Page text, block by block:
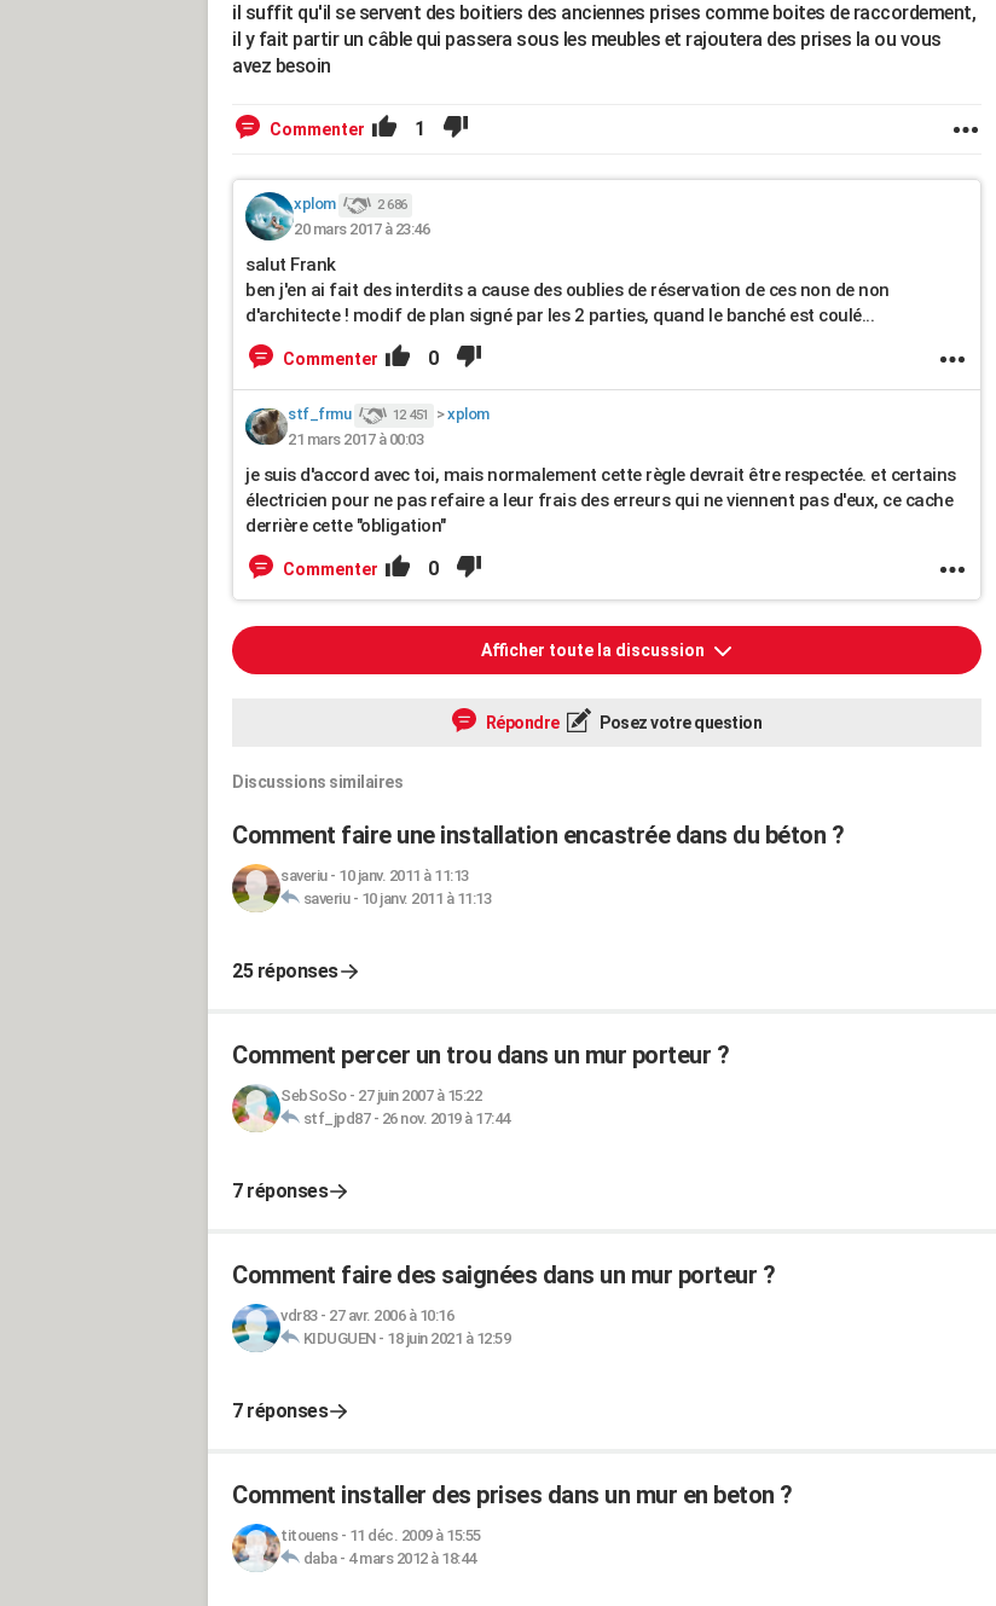
il suffit qu'il se servent des boitiers des anciennes prises comme boites de raccordement,
il y fait partir un câble qui passera sous les meubles et rajoutera des prises la ou vous
avez besoin
Commenter 1
xplom 2 686
20 mars 2017 à 23:46
salut Frank
ben j'en ai fait des interdits a cause des oublies de réservation de ces non de non
d'architecte ! modif de plan signé par les 2 parties, quand le banché est coulé...
Commenter 0
stf_frmu 12 451 >xplom
21 mars 2017 à 00:03
je suis d'accord avec toi, mais normalement cette règle devrait être respectée. et certains
électricien pour ne pas refaire a leur frais des erreurs qui ne viennent pas d'eux, ce cache
derrière cette "obligation"
Commenter 0
Afficher toute la discussion
Répondre Posez votre question
Discussions similaires
Comment faire une installation encastrée dans du béton ?
saveriu- 10 janv. 2011 à 11:13
saveriu- 10 janv. 2011 à 11:13
25 réponses
Comment percer un trou dans un mur porteur ?
SebSoSo- 27 juin 2007 à 15:22
stf_jpd87- 26 nov. 2019 à 17:44
7 réponses
Comment faire des saignées dans un mur porteur ?
vdr83- 27 avr. 2006 à 10:16
KIDUGUEN- 18 juin 2021 à 12:59
7 réponses
Comment installer des prises dans un mur en beton ?
titouens- 11 déc. 2009 à 15:55
daba- 4 mars 2012 à 18:44